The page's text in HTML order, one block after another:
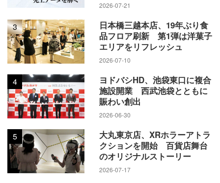
2026-07-21
3
日本橋三越本店、19年ぶり食
品フロア刷新 第1弾は洋菓子
エリアをリフレッシュ
2026-07-10
4
ヨドバシHD、池袋東口に複合
施設開業 西武池袋とともに
賑わい創出
2026-06-30
5
大丸東京店、XRホラーアトラ
クションを開始 百貨店舞台
のオリジナルストーリー
2026-07-17